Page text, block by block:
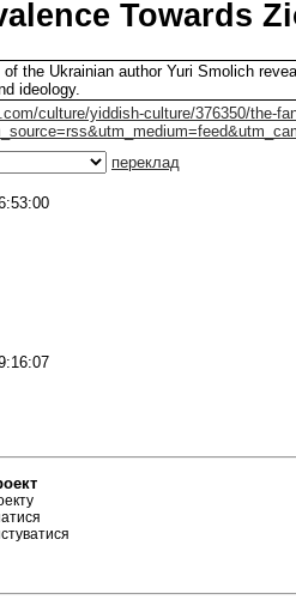
Towards
the Ukrainian author Yuri Smolich
ideology.
culture/yiddish-culture/376350/the-
переклад